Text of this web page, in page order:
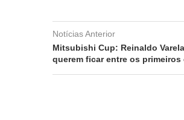
Notícias Anterior
Mitsubishi Cup: Reinaldo
querem ficar entre os primeiros